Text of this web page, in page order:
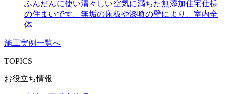
ふんだんに使い清々しい空気に満ちた無添加住宅仕様
の住まいです。無垢の床板や漆喰の壁により、室内全
体
施工実例一覧へ
TOPICS
お役立ち情報